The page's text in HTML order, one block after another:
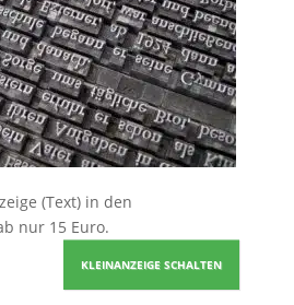
(Text) in den
nur 15 Euro.
KLEINANZEIGE SCHALTEN